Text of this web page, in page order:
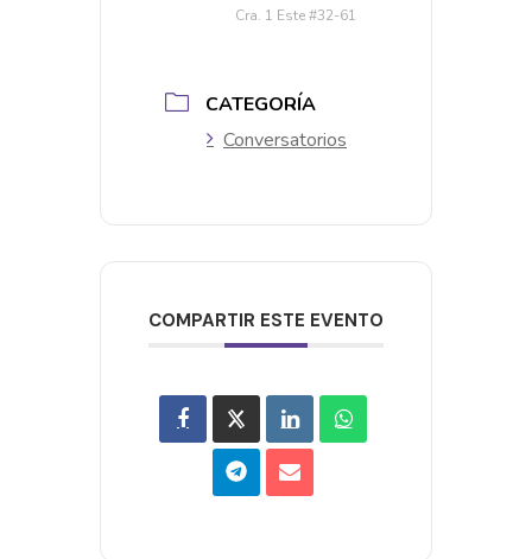
Cra. 1 Este #32-61
CATEGORÍA
Conversatorios
COMPARTIR ESTE EVENTO